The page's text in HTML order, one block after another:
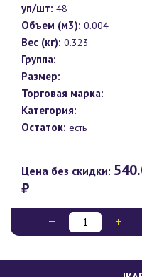
уп/шт: 48
Объем (м3): 0.004
Вес (кг): 0.323
Группа:
Размер:
Торговая марка:
Категория:
Остаток: есть
Цена без скидки:
₽